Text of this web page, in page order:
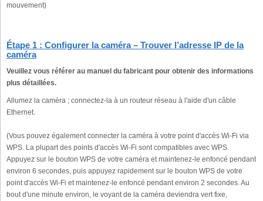
mouvement)
Étape 1 : Configurer la caméra – Trouver l’adresse IP de la
caméra
Veuillez vous référer au manuel du fabricant pour obtenir des informations
plus détaillées.
Allumez la caméra ; connectez-la à un routeur réseau à l'aide d'un câble
Ethernet.
(Vous pouvez également connecter la caméra à votre point d'accès Wi-Fi via
WPS. La plupart des points d'accès Wi-Fi sont compatibles avec WPS.
Appuyez sur le bouton WPS de votre caméra et maintenez-le enfoncé pendant
environ 6 secondes, puis appuyez rapidement sur le bouton WPS de votre
point d'accès Wi-Fi et maintenez-le enfoncé pendant environ 2 secondes. Au
bout d'une minute environ, le voyant de la caméra deviendra vert fixe,